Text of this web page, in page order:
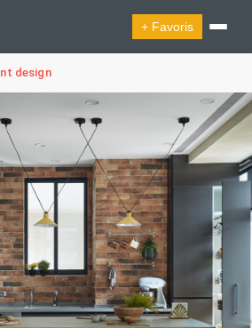
+ Favoris
ℹ︎ À propos
Cabanes
Decoration Noël
Photos
La Semaine Décoration Et Design
Mélo Suédois
Publi Reportage
Scandinaves
Signe Astrologique
Jour
Loft
design